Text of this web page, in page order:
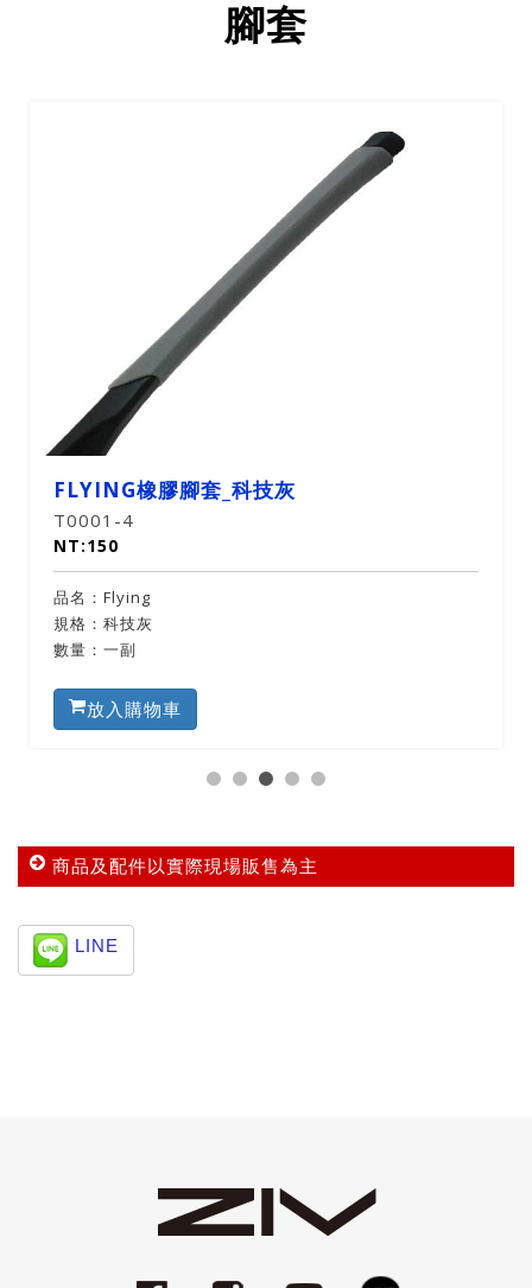
腳套
FLYING橡膠腳套_科技灰
T0001-4
NT:150
品名：Flying
規格：科技灰
數量：一副
放入購物車
商品及配件以實際現場販售為主
LINE